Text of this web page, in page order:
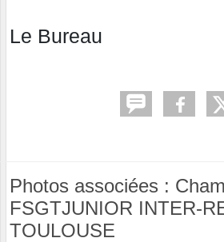
Le Bureau
Photos associées :
FSGTJUNIOR INTER-
TOULOUSE